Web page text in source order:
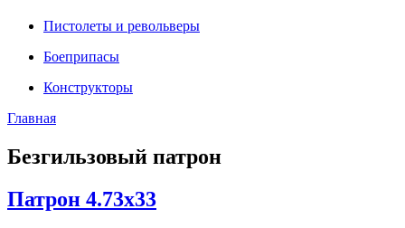
Пистолеты и револьверы
Боеприпасы
Конструкторы
Главная
Безгильзовый патрон
Патрон 4.73x33